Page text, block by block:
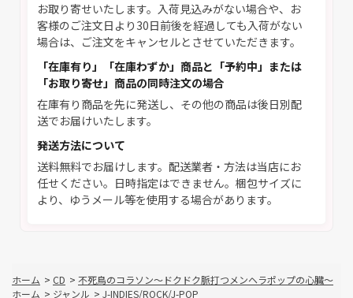
お取り寄せいたします。入荷見込みがない場合や、お
客様のご注文日より30日前後を経過しても入荷がない
場合は、ご注文をキャンセルとさせていただきます。
「在庫有り」「在庫わずか」商品と「予約中」または
「お取り寄せ」商品の同時注文の場合
在庫有り商品を先に発送し、その他の商品は後日別配
送でお届けいたします。
発送方法について
送料無料でお届けします。配送業者・方法は当店にお
任せください。日時指定はできません。梱包サイズに
より、ゆうメール等を使用する場合があります。
ホーム > CD > 不死鳥のコラソン～ドクドク脈打つメンヘラポップの心臓～
ホーム > ジャンル > J-INDIES/ROCK/J-POP